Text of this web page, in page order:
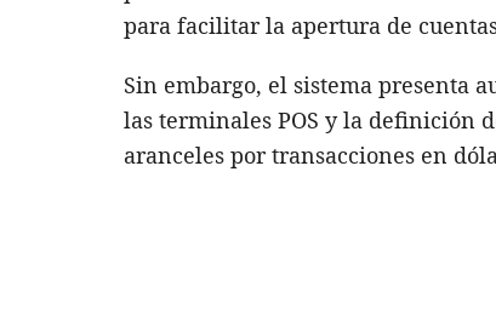
para facilitar la apertura de
Sin embargo, el sistema presenta
las terminales POS y la definición
aranceles por transacciones en